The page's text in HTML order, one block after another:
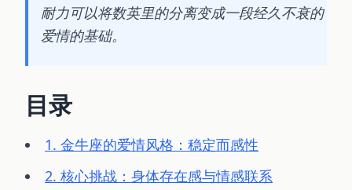
耐力可以将数英里的分离变成一段经久不衰的
爱情的基础。
目录
1. 金牛座的爱情风格：稳定而感性
2. 核心挑战：身体存在感与情感联系